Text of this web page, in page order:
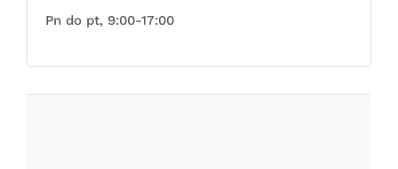
Pn do pt, 9:00-17:00